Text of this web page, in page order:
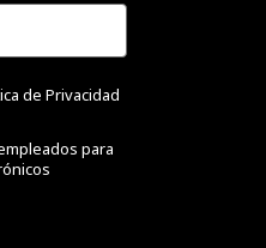
de Privacidad
para